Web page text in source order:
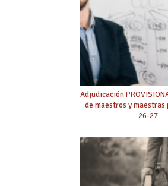
Adjudicación
de maestros y maestras
26-27